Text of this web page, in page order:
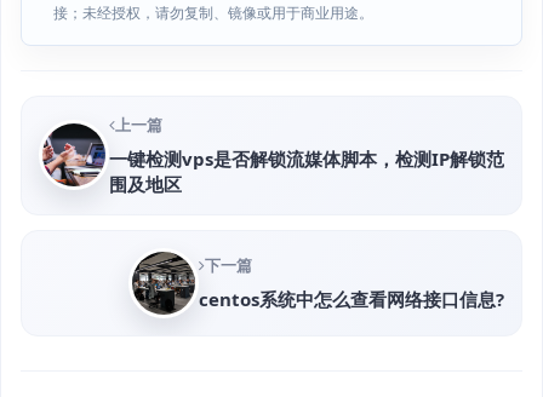
接；未经授权，请勿复制、镜像或用于商业用途。
上一篇
一键检测vps是否解锁流媒体脚本，检测IP解锁范
围及地区
下一篇
centos系统中怎么查看网络接口信息?